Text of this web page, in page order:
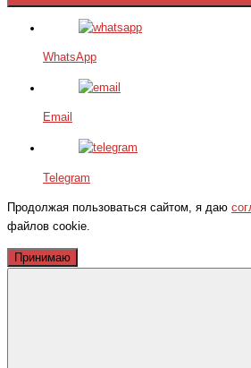
WhatsApp
Email
Telegram
Продолжая пользоваться сайтом, я даю
файлов cookie.
Принимаю